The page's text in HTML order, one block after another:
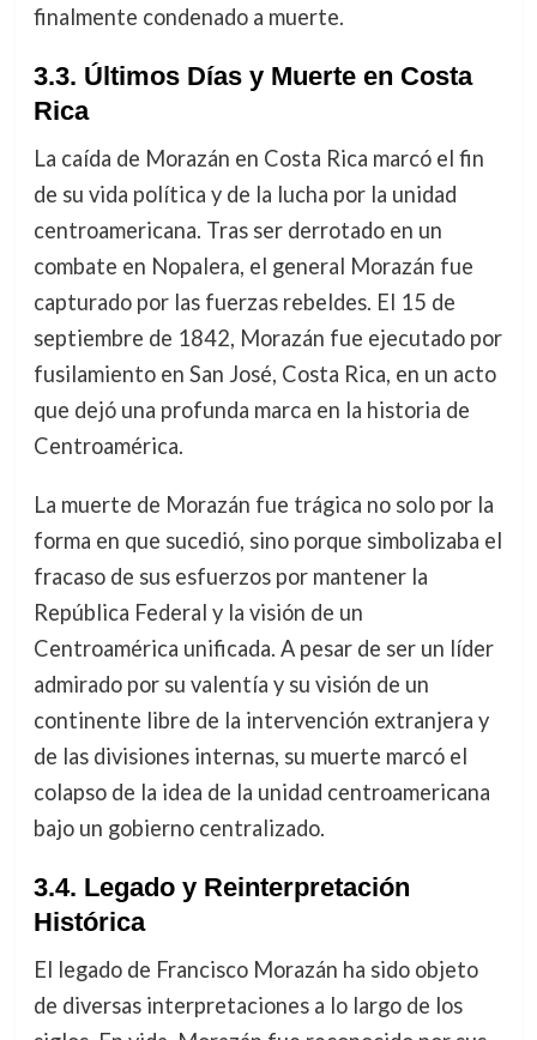
finalmente condenado a muerte.
3.3. Últimos Días y Muerte en Costa
Rica
La caída de Morazán en Costa Rica marcó el fin
de su vida política y de la lucha por la unidad
centroamericana. Tras ser derrotado en un
combate en Nopalera, el general Morazán fue
capturado por las fuerzas rebeldes. El 15 de
septiembre de 1842, Morazán fue ejecutado por
fusilamiento en San José, Costa Rica, en un acto
que dejó una profunda marca en la historia de
Centroamérica.
La muerte de Morazán fue trágica no solo por la
forma en que sucedió, sino porque simbolizaba el
fracaso de sus esfuerzos por mantener la
República Federal y la visión de un
Centroamérica unificada. A pesar de ser un líder
admirado por su valentía y su visión de un
continente libre de la intervención extranjera y
de las divisiones internas, su muerte marcó el
colapso de la idea de la unidad centroamericana
bajo un gobierno centralizado.
3.4. Legado y Reinterpretación
Histórica
El legado de Francisco Morazán ha sido objeto
de diversas interpretaciones a lo largo de los